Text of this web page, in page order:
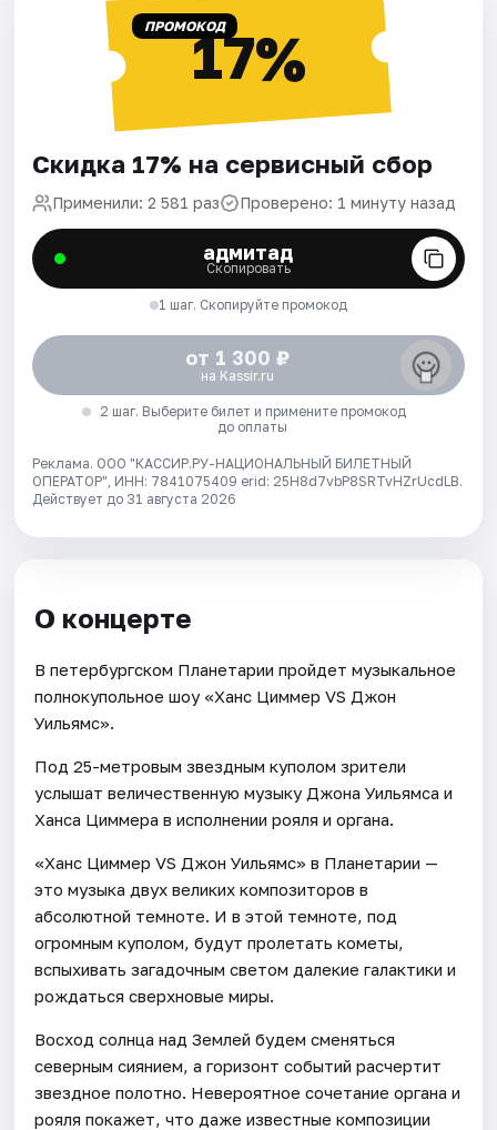
ПРОМОКОД17%
Скидка 17% на сервисный сбор
Применили: 2 581 раз Проверено: 1 минуту назад
адмитад
Скопировать
1 шаг. Скопируйте промокод
от 1 300 ₽
на Kassir.ru
2 шаг. Выберите билет и примените промокод
до оплаты
Реклама. ООО "КАССИР.РУ-НАЦИОНАЛЬНЫЙ БИЛЕТНЫЙ
ОПЕРАТОР", ИНН: 7841075409 erid: 25H8d7vbP8SRTvHZrUcdLB.
Действует до 31 августа 2026
О концерте
В петербургском Планетарии пройдет музыкальное
полнокупольное шоу «Ханс Циммер VS Джон
Уильямс».
Под 25-метровым звездным куполом зрители
услышат величественную музыку Джона Уильямса и
Ханса Циммера в исполнении рояля и органа.
«Ханс Циммер VS Джон Уильямс» в Планетарии —
это музыка двух великих композиторов в
абсолютной темноте. И в этой темноте, под
огромным куполом, будут пролетать кометы,
вспыхивать загадочным светом далекие галактики и
рождаться сверхновые миры.
Восход солнца над Землей будем сменяться
северным сиянием, а горизонт событий расчертит
звездное полотно. Невероятное сочетание органа и
рояля покажет, что даже известные композиции